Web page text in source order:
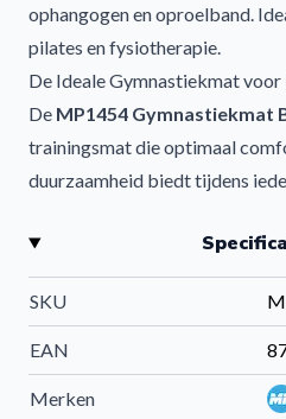
ophangogen en oproelband.
pilates en fysiotherapie.
De Ideale Gymnastiekmat
De MP1454 Gymnastiekmat
trainingsmat die optimaal
duurzaamheid biedt tijdens
mat perfect voor
pilates, fysiotherapie en core
Of je nu traint in een
training studio of thuis, deze
een comfortabele en stabiele
Waarom Kiezen voor de
SKU
EAN
Merken